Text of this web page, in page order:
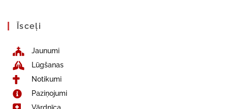
Īsceļi
Jaunumi
Lūgšanas
Notikumi
Paziņojumi